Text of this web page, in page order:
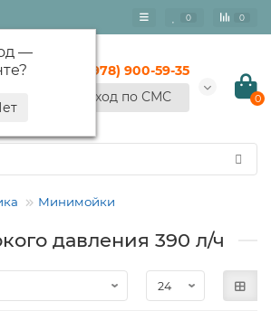
—
?
0 0
+7 (978) 900-59-35
Вход по СМС
0
Минимойки
давления 390 л/ч